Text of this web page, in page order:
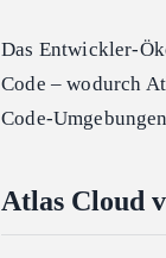
Das Entwickler-
Code – wodurch
Code-
Atlas Cloud